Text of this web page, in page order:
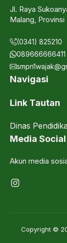
Jl. Raya
Malang, Provinsi
(0341) 825210
089666666411
Navigasi
Link Tautan
Dinas
Media Social
Akun media
Instagram
Copyright ©